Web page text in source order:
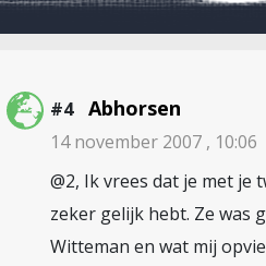
#4 Abhorsen
14 november 2007 , 10:06
@2, Ik vrees dat je met je
zeker gelijk hebt. Ze was
Witteman en wat mij